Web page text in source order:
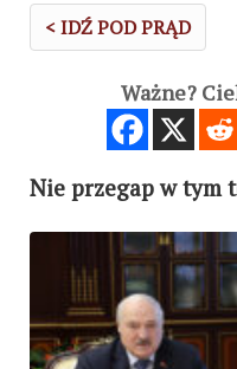
< IDŹ POD PRĄD
Ważne?
Nie przegap w tym